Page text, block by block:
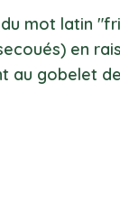
mot latin
en
au gobelet